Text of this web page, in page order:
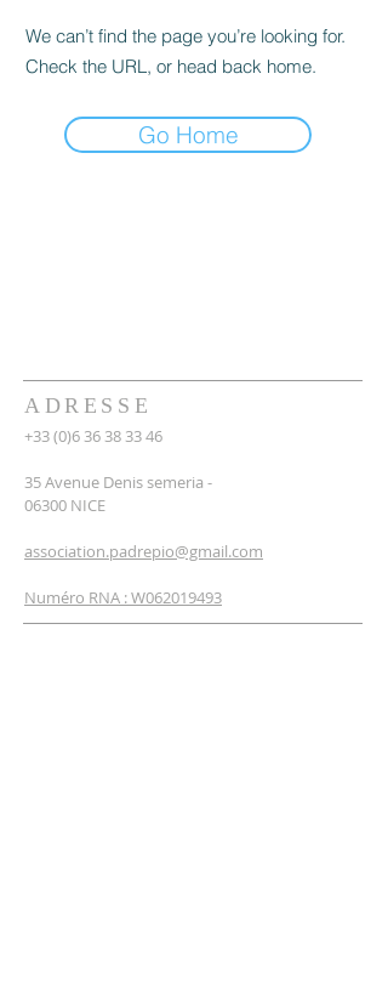
We can’t find the page you’re looking for.
Check the URL, or head back home.
Go Home
ADRESSE
+33 (0)6 36 38 33 46
35 Avenue Denis semeria -
06300 NICE
association.padrepio@gmail.com
Numéro RNA : W062019493